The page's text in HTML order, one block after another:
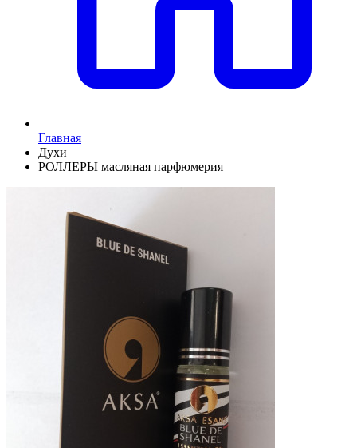
Главная
Духи
РОЛЛЕРЫ масляная парфюмерия